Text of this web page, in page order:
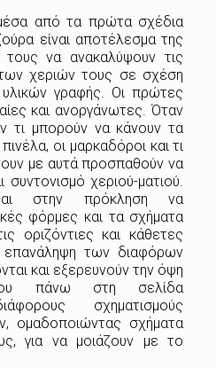
από τα πρώτα σχέδια
είναι αποτέλεσμα της
να ανακαλύψουν τις
των χεριών τους σε σχέση
γραφής. Οι πρώτες
και ανοργάνωτες. Όταν
τι μπορούν να κάνουν τα
οι μαρκαδόροι και τι
με αυτά προσπαθούν να
χεριού-ματιού.
στην πρόκληση να
φόρμες και τα σχήματα
οριζόντιες και κάθετες
επανάληψη των διαφόρων
και εξερευνούν την όψη
πάνω στη σελίδα
σχηματισμούς
ομαδοποιώντας σχήματα
για να μοιάζουν με το